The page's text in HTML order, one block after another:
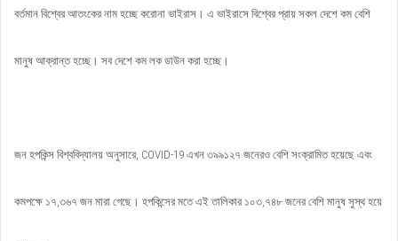
বর্তমান বিশ্বের আতংকের নাম হচ্ছে করোনা ভাইরাস। এ ভাইরাসে বিশ্বের প্রায় সকল দেশে কম বেশি
মানুষ আক্রান্ত হচ্ছে। সব দেশে কম লক ডাউন করা হচ্ছে।
জন হপকিন্স বিশ্ববিদ্যালয় অনুসারে, COVID-19 এখন ৩৯৯১২৭ জনেরও বেশি সংক্রামিত হয়েছে এবং
কমপক্ষে ১৭,৩৬৭ জন মারা গেছে। হপকিন্সের মতে এই তালিকার ১০৩,৭৪৮ জনের বেশি মানুষ সুস্থ হয়ে